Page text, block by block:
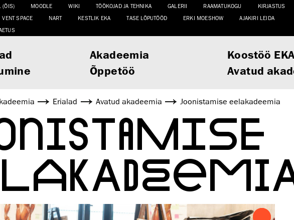
(ÕIS) MOODLE WIKI TÖÖKOJAD JA TEHNIKA GALERII RAAMATUKOGU
KIRJASTUS
VENT SPACE NART KESTLIK EKA TASE LÕPUTÖÖD ERKI MOESHOW
AJAKIRI LEIDA
Akadeemia Koostöö
Õppetöö Avatud
Erialad Avatud akadeemia Joonistamise eelakadeemia